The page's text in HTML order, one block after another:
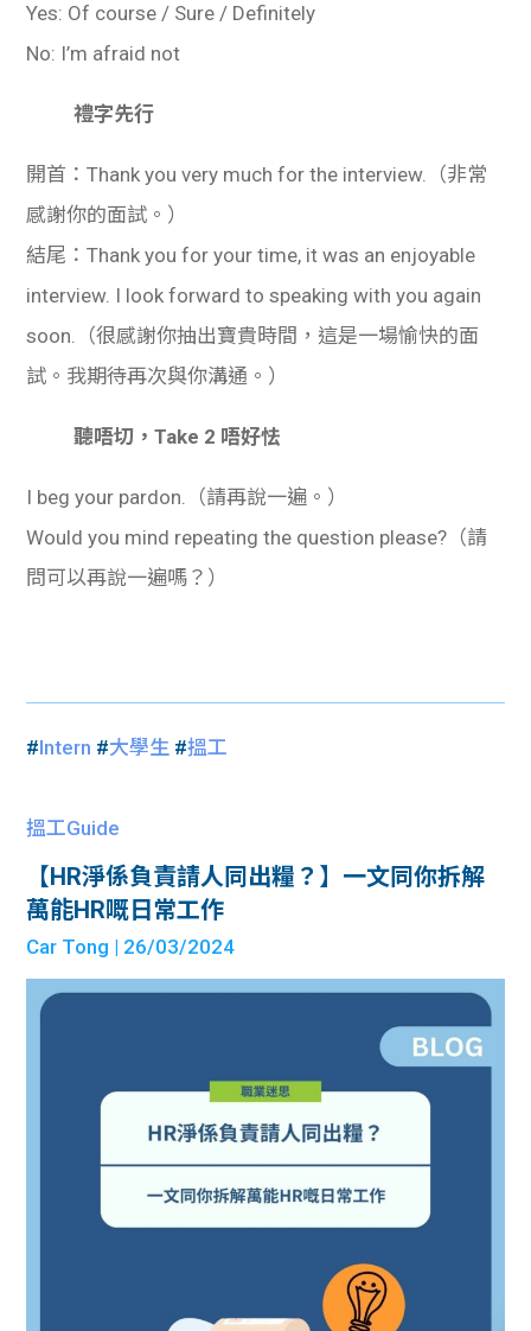
Yes: Of course / Sure / Definitely
No: I’m afraid not
禮字先行
開首：Thank you very much for the interview.（非常
感謝你的面試。）
結尾：Thank you for your time, it was an enjoyable
interview. I look forward to speaking with you again
soon.（很感謝你抽出寶貴時間，這是一場愉快的面
試。我期待再次與你溝通。）
聽唔切，Take 2 唔好怯
I beg your pardon.（請再說一遍。）
Would you mind repeating the question please?（請
問可以再說一遍嗎？）
#Intern #大學生 #搵工
搵工Guide
【HR淨係負責請人同出糧？】一文同你拆解
萬能HR嘅日常工作
Car Tong | 26/03/2024